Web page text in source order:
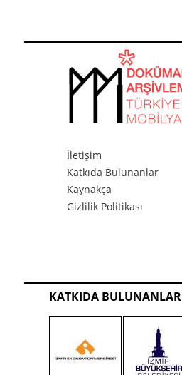
İletişim
Katkıda Bulunanlar
Kaynakça
Gizlilik Politikası
KATKIDA BULUNANLAR